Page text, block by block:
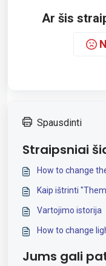
Ar šis
Spausdinti
Straipsniai
How to change
Kaip ištrinti
Vartojimo istorija
How to change
Jums gali